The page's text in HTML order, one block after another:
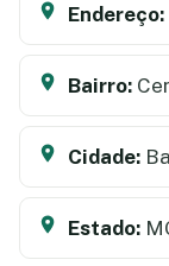
Endereço:
Bairro:
Cidade:
Estado: